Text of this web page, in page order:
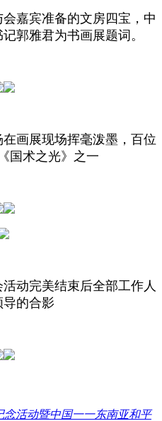
嘉宾准备的文房四宝，中
郭雅君为书画展题词。
画展现场挥毫泼墨，百位
国术之光》之一
动完美结束后全部工作人
导的合影
念活动暨中国一一东南亚和平